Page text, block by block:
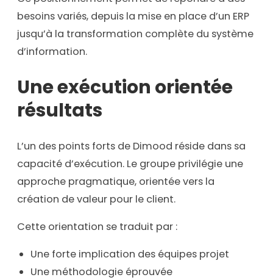
besoins variés, depuis la mise en place d’un ERP
jusqu’à la transformation complète du système
d’information.
Une exécution orientée
résultats
L’un des points forts de Dimood réside dans sa
capacité d’exécution. Le groupe privilégie une
approche pragmatique, orientée vers la
création de valeur pour le client.
Cette orientation se traduit par :
Une forte implication des équipes projet
Une méthodologie éprouvée